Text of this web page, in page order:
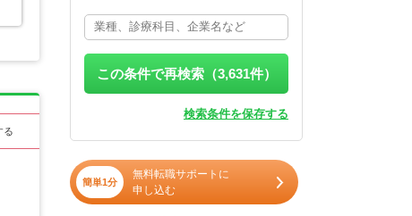
る
この条件で再検索（3,631件）
検索条件を保存する
簡単1分
無料転職サポートに
申し込む